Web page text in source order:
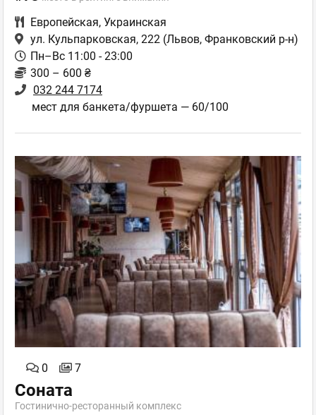
Европейская, Украинская
ул. Кульпарковская, 222 (Львов, Франковский р-н)
Пн–Вс 11:00 - 23:00
300 – 600 ₴
032 244 7174
мест для банкета/фуршета — 60/100
0 7
Соната
Гостинично-ресторанный комплекс